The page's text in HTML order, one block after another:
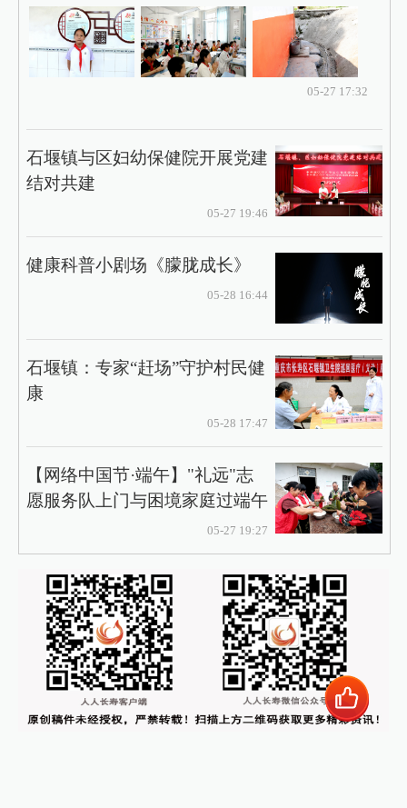
05-27 17:32
石堰镇与区妇幼保健院开展党建
结对共建
05-27 19:46
健康科普小剧场《朦胧成长》
05-28 16:44
石堰镇：专家“赶场”守护村民健
康
05-28 17:47
【网络中国节·端午】"礼远"志
愿服务队上门与困境家庭过端午
05-27 19:27